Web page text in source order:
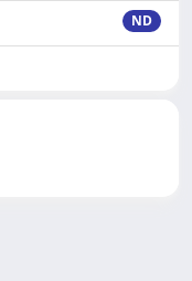
ND